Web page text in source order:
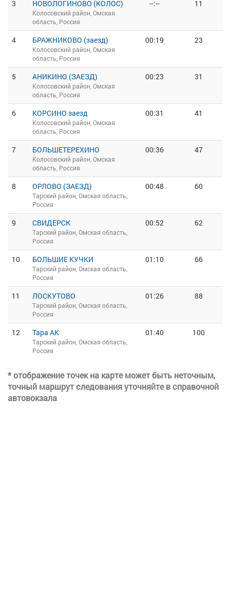
3 НОВОЛОГИНОВО (КОЛОС)
Колосовский район, Омская
область, Россия
--:-- 11
4 БРАЖНИКОВО (заезд)
Колосовский район, Омская
область, Россия
00:19 23
5 АНИКИНО (ЗАЕЗД)
Колосовский район, Омская
область, Россия
00:23 31
6 КОРСИНО заезд
Колосовский район, Омская
область, Россия
00:31 41
7 БОЛЬШЕТЕРЕХИНО
Колосовский район, Омская
область, Россия
00:36 47
8 ОРЛОВО (ЗАЕЗД)
Тарский район, Омская область,
Россия
00:48 60
9 СВИДЕРСК
Тарский район, Омская область,
Россия
00:52 62
10 БОЛЬШИЕ КУЧКИ
Тарский район, Омская область,
Россия
01:10 66
11 ЛОСКУТОВО
Тарский район, Омская область,
Россия
01:26 88
12 Тара АК
Тарский район, Омская область,
Россия
01:40 100
* отображение точек на карте может быть неточным,
точный маршрут следования уточняйте в справочной
автовокзала